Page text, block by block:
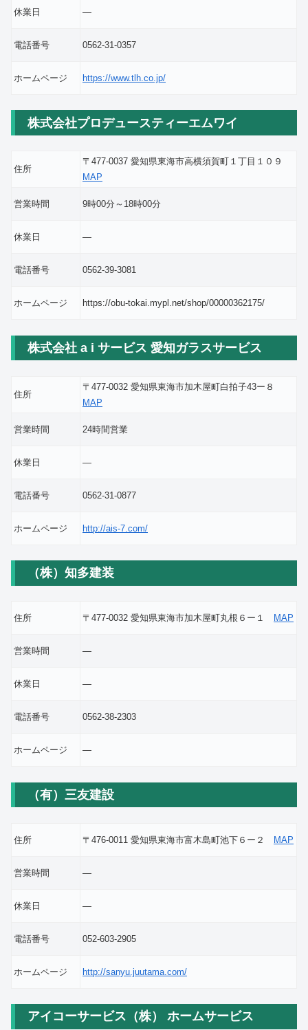
休業日 ―
電話番号 0562-31-0357
ホームページ https://www.tlh.co.jp/
株式会社プロデュースティーエムワイ
住所
〒477-0037 愛知県東海市高横須賀町１丁目１０９
MAP
営業時間 9時00分～18時00分
休業日 ―
電話番号 0562-39-3081
ホームページ https://obu-tokai.mypl.net/shop/00000362175/
株式会社 a i サービス 愛知ガラスサービス
住所
〒477-0032 愛知県東海市加木屋町白拍子43ー８
MAP
営業時間 24時間営業
休業日 ―
電話番号 0562-31-0877
ホームページ http://ais-7.com/
（株）知多建装
住所 〒477-0032 愛知県東海市加木屋町丸根６ー１ MAP
営業時間 ―
休業日 ―
電話番号 0562-38-2303
ホームページ ―
（有）三友建設
住所 〒476-0011 愛知県東海市富木島町池下６ー２ MAP
営業時間 ―
休業日 ―
電話番号 052-603-2905
ホームページ http://sanyu.juutama.com/
アイコーサービス（株） ホームサービス